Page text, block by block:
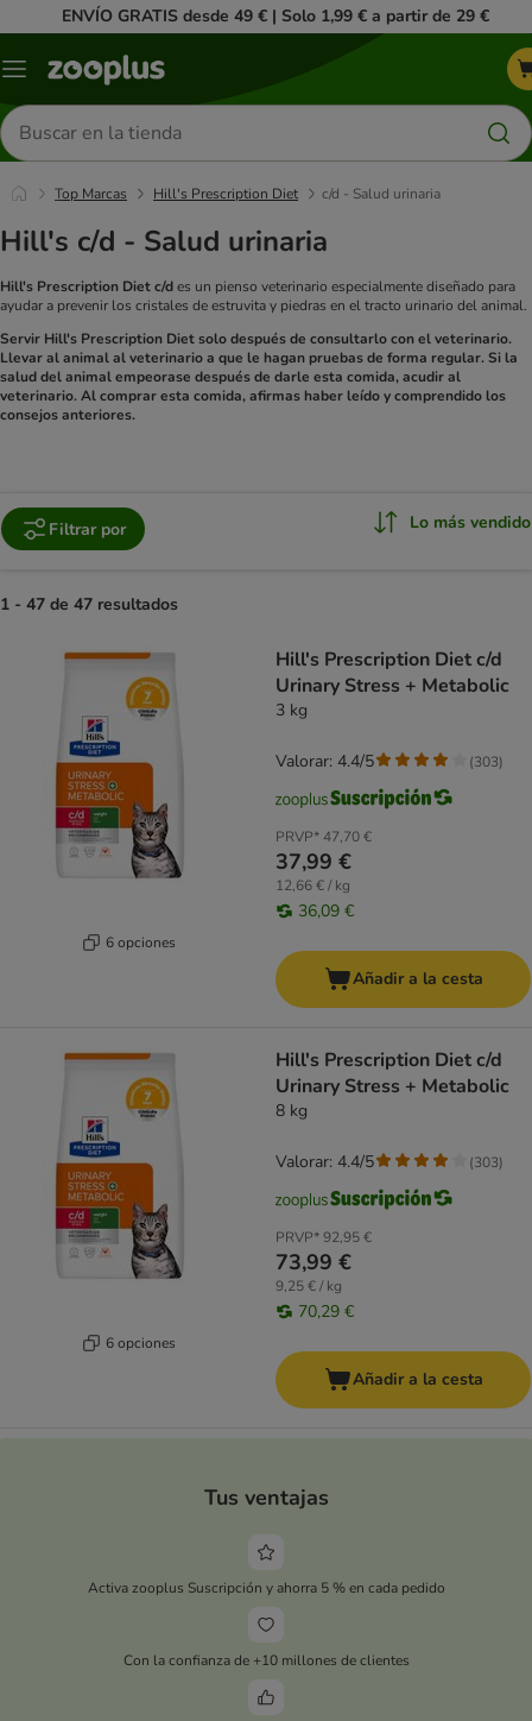
ENVÍO GRATIS desde 49 € | Solo 1,99 € a partir de 29 €
Menú
Buscar
productos
Top Marcas Hill's Prescription Diet c/d - Salud urinaria
Hill's c/d - Salud urinaria
Hill's Prescription Diet c/des un pienso veterinario especialmente diseñado para
ayudar a prevenir los cristales de estruvita y piedras en el tracto urinario del animal.
Servir Hill's Prescription Diet solo después de consultarlo con el veterinario.
Llevar al animal al veterinario a que le hagan pruebas de forma regular. Si la
salud del animal empeorase después de darle esta comida, acudir al
veterinario. Al comprar esta comida, afirmas haber leído y comprendido los
consejos anteriores.
Filtrar por Lo más vendido
1 - 47 de 47 resultados
6 opciones
Hill's Prescription Diet c/d
Urinary Stress + Metabolic
3 kg
PRVP*47,70 €
37,99 €
12,66 € / kg
36,09 €
Valorar: 4.4/5 (303)
Añadir a la cesta
6 opciones
Hill's Prescription Diet c/d
Urinary Stress + Metabolic
8 kg
PRVP*92,95 €
73,99 €
9,25 € / kg
70,29 €
Valorar: 4.4/5 (303)
Añadir a la cesta
Tus ventajas
Activa zooplus Suscripción y ahorra 5 % en cada pedido
Con la confianza de +10 millones de clientes